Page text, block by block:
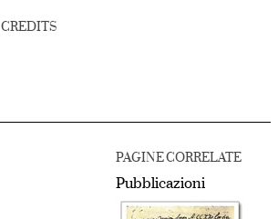
CREDITS
PAGINE CORRELATE
Pubblicazioni